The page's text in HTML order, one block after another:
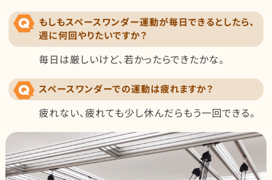
もしもスペースワンダー運動が毎日できるとしたら、
週に何回やりたいですか？
毎日は厳しいけど、若かったらできたかな。
スペースワンダーでの運動は疲れますか？
疲れない、疲れても少し休んだらもう一回できる。